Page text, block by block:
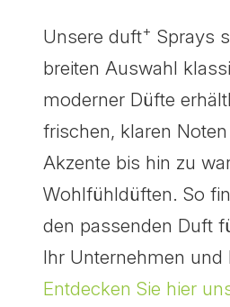
Unsere duft+ Sprays
breiten Auswahl
moderner Düfte
frischen, klaren
Akzente bis hin zu
Wohlfühldüften. So
den passenden Duft
Ihr Unternehmen und
Entdecken Sie hier